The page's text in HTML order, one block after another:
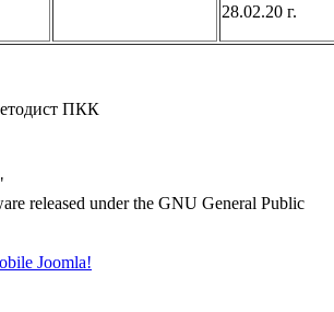
28.02.20 г.
ПКК
released under the GNU General Public
Joomla!